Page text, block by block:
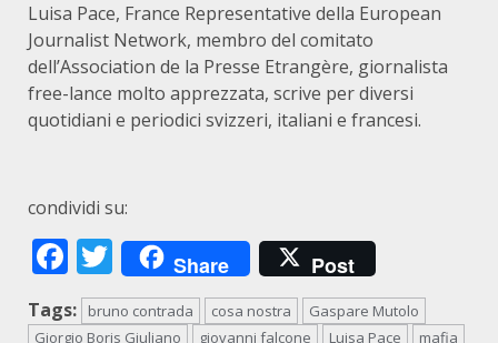
Luisa Pace, France Representative della European
Journalist Network, membro del comitato
dell’Association de la Presse Etrangère, giornalista
free-lance molto apprezzata, scrive per diversi
quotidiani e periodici svizzeri, italiani e francesi.
condividi su:
Facebook
Twitter
Share Post
Tags: bruno contrada cosa nostra
Gaspare Mutolo
Giorgio Boris Giuliano
giovanni falcone Luisa Pace
mafia